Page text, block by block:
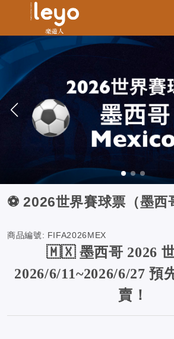
⚽️ 2026世界賽球票（墨
商品編號: FIFA2026MEX
🇲🇽 墨西哥 2026
2026/6/11~2026/6/27預
賣！